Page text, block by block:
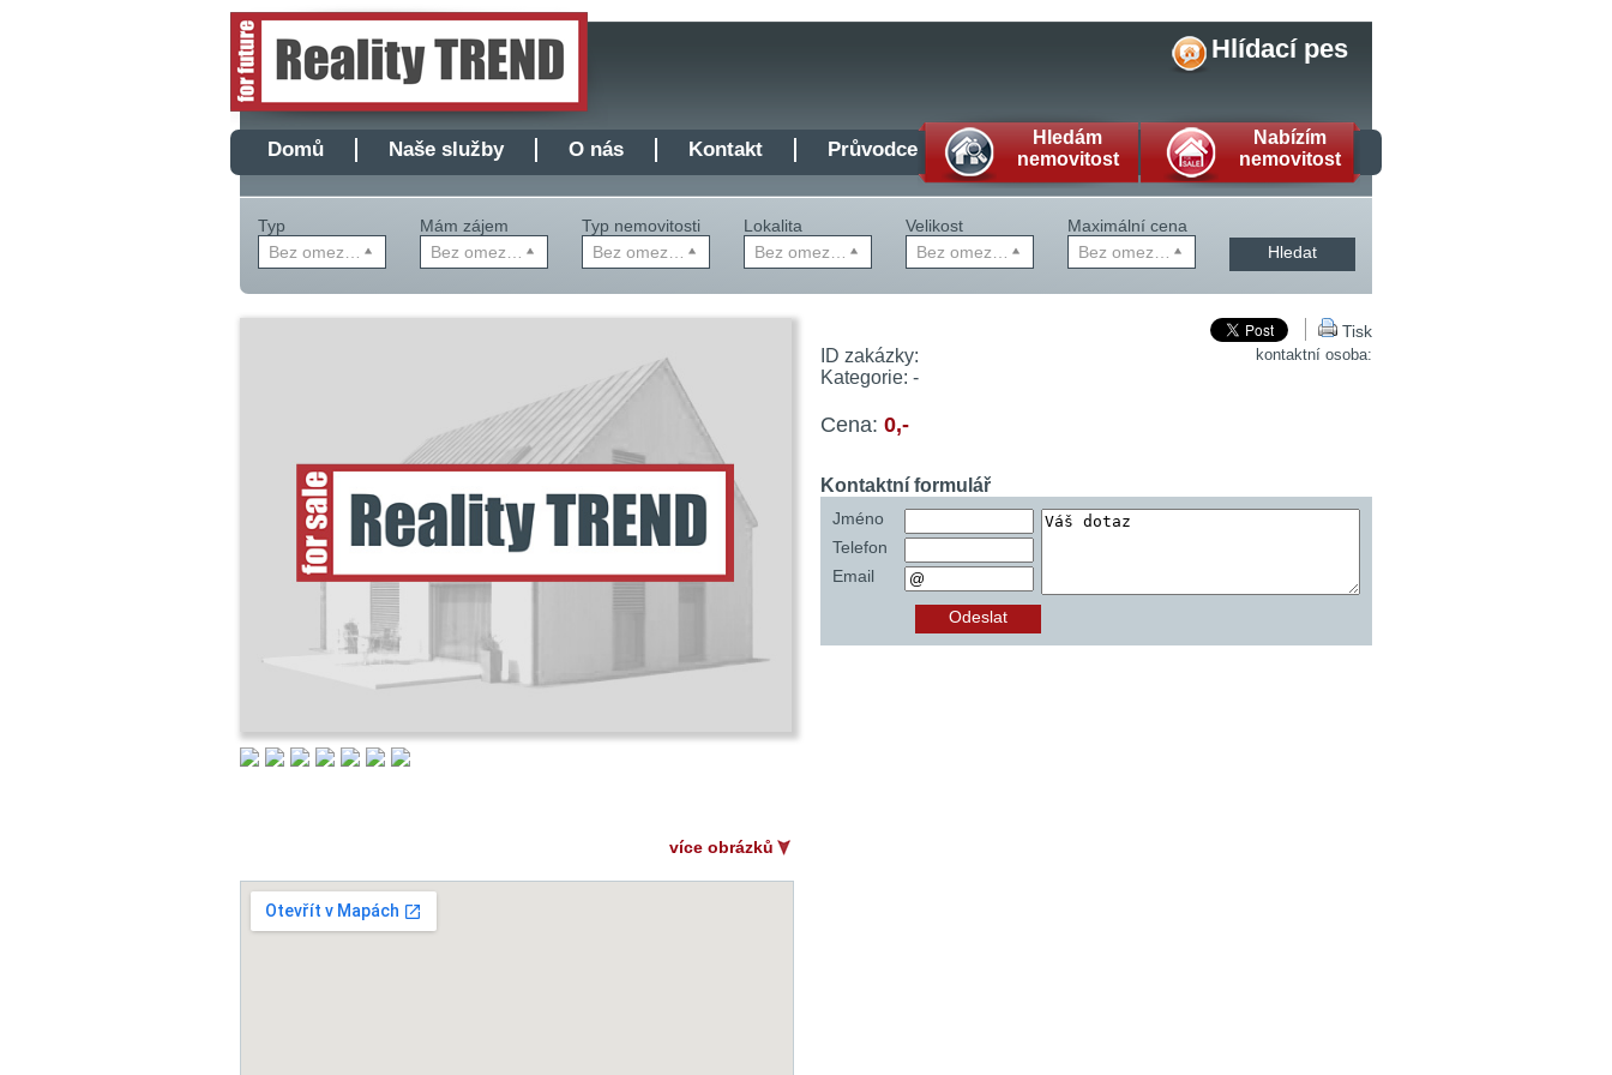
Domů Naše služby O nás Kontakt Průvodce
Hledám
nemovitost
Nabízím
nemovitost
Hlídací pes
Typ
Mám zájem
Typ nemovitosti
Lokalita
Velikost
Maximální cena
Hledat
Tisk
více obrázků
kontaktní osoba:
ID zakázky:
Kategorie: -
Cena: 0,-
Kontaktní formulář
Jméno
Telefon
Email
Odeslat